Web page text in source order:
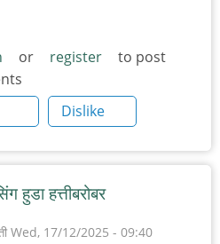
or register
to post
Dislike
हुडा हत्तीबरोबर
Wed, 17/12/2025 - 09:40